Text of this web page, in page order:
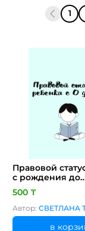
1
Правовой
с рождения до
500 ₸
Автор: СВЕТЛАНА
в